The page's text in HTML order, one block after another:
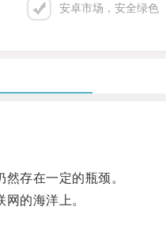
安卓市场，安全绿色
存在一定的瓶颈。
的海洋上。